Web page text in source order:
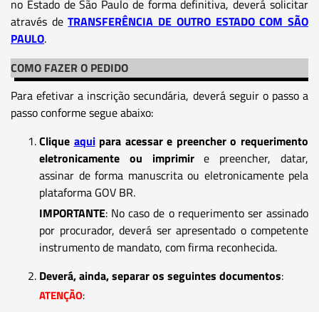
no Estado de São Paulo de forma definitiva, deverá solicitar
através deTRANSFERÊNCIA DE OUTRO ESTADO COM SÃO
PAULO.
COMO FAZER O PEDIDO
Para efetivar a inscrição secundária, deverá seguir o passo a
passo conforme segue abaixo:
Clique aqui para acessar e preencher o requerimento
eletronicamente ou imprimire preencher, datar,
assinar de forma manuscrita ou eletronicamente pela
plataforma GOV BR.
IMPORTANTE: No caso de o requerimento ser assinado
por procurador, deverá ser apresentado o competente
instrumento de mandato, com firma reconhecida.
Deverá, ainda, separar os seguintes documentos:
ATENÇÃO: